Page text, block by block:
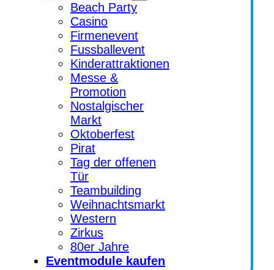
Beach Party
Casino
Firmenevent
Fussballevent
Kinderattraktionen
Messe &
Promotion
Nostalgischer
Markt
Oktoberfest
Pirat
Tag der offenen
Tür
Teambuilding
Weihnachtsmarkt
Western
Zirkus
80er Jahre
Eventmodule kaufen